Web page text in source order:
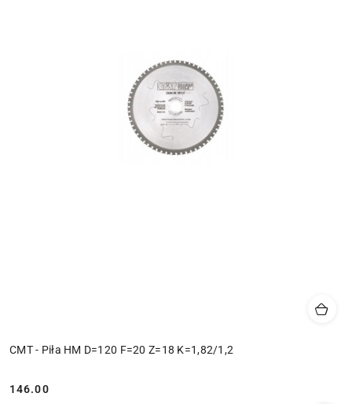
CMT - Piła HM D=120 F=20 Z=18 K=1,82/1,2
Cena:
146.00